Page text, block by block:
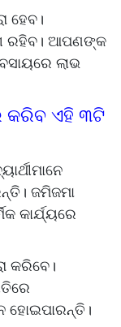
ହେବ।
ରହିବ। ଆପଣଙ୍କ
ଲାଭ
ଏହି ୩ଟି
ଜମିଜମା
କାର୍ଯ୍ୟରେ
କରିବେ।
ହୋଇପାରନ୍ତି।